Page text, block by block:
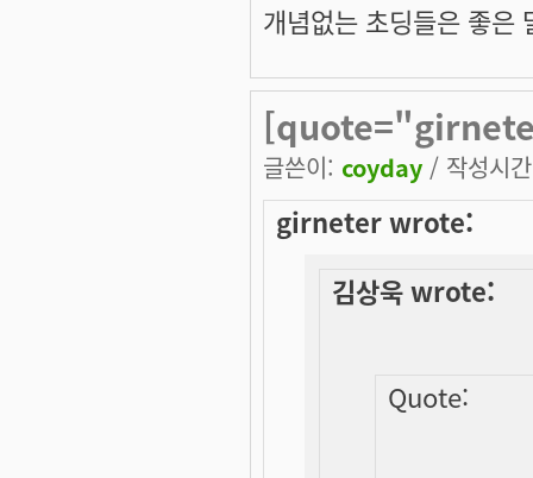
개념없는 초딩들은 좋은
글쓴이: coyday / 작성시
girneter wrote:
김상욱 wrote:
Quote: